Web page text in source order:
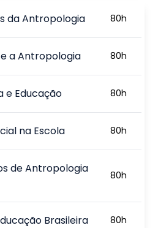
da Antropologia 80h
a Antropologia 80h
e Educação 80h
na Escola 80h
de Antropologia
80h
Brasileira 80h